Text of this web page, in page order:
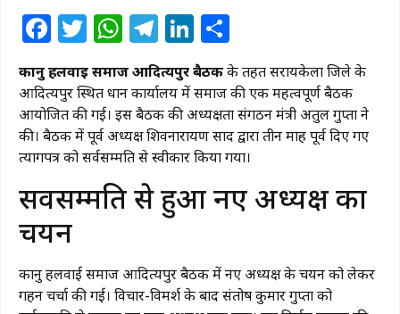
Facebook
Twitter
WhatsApp
Telegram
LinkedIn
कानु हलवाई समाज आदित्यपुर बैठकके तहत सरायकेला जिले के
आदित्यपुरस्थित प्रधान कार्यालय में समाज की एक महत्वपूर्ण बैठक
आयोजित की गई। इस बैठक की अध्यक्षता संगठन मंत्री अतुल गुप्ता ने
की। बैठक में पूर्व अध्यक्ष शिवनारायण प्रसाद द्वारा तीन माह पूर्व दिए गए
त्यागपत्र को सर्वसम्मति से स्वीकार किया गया।
सर्वसम्मति से हुआ नए अध्यक्ष का
चयन
कानु हलवाई समाज आदित्यपुर बैठक में नए अध्यक्ष के चयन को लेकर
गहन चर्चा की गई। विचार-विमर्श के बाद संतोष कुमार गुप्ता को